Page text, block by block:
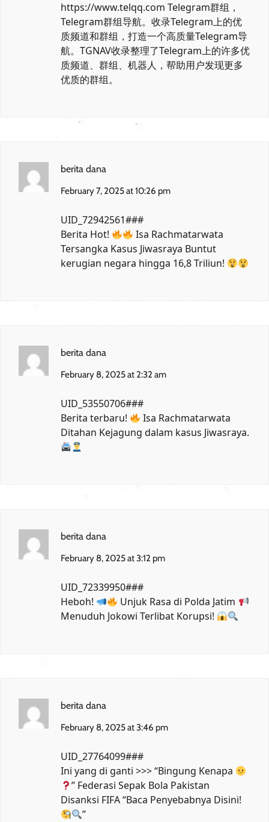
https://www.telqq.com Telegram群组，
Telegram群组导航。收录Telegram上的优
质频道和群组，打造一个高质量Telegram导
航。TGNAV收录整理了Telegram上的许多优
质频道、群组、机器人，帮助用户发现更多
优质的群组。
berita dana
February 7, 2025 at 10:26 pm
UID_72942561###
Berita Hot!
Isa Rachmatarwata
Tersangka Kasus Jiwasraya Buntut
kerugian negara hingga 16,8 Triliun!
berita dana
February 8, 2025 at 2:32 am
UID_53550706###
Berita terbaru!
Isa Rachmatarwata
Ditahan Kejagung dalam kasus Jiwasraya.
berita dana
February 8, 2025 at 3:12 pm
UID_72339950###
Heboh!
Unjuk Rasa di Polda Jatim
Menuduh Jokowi Terlibat Korupsi!
berita dana
February 8, 2025 at 3:46 pm
UID_27764099###
Ini yang di ganti >>> “Bingung Kenapa
” Federasi Sepak Bola Pakistan
Disanksi FIFA“Baca Penyebabnya Disini!
”